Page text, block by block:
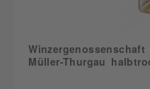
Müller-Thurgau